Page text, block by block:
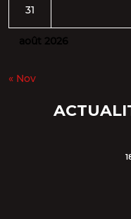
août 2026
31
« Nov